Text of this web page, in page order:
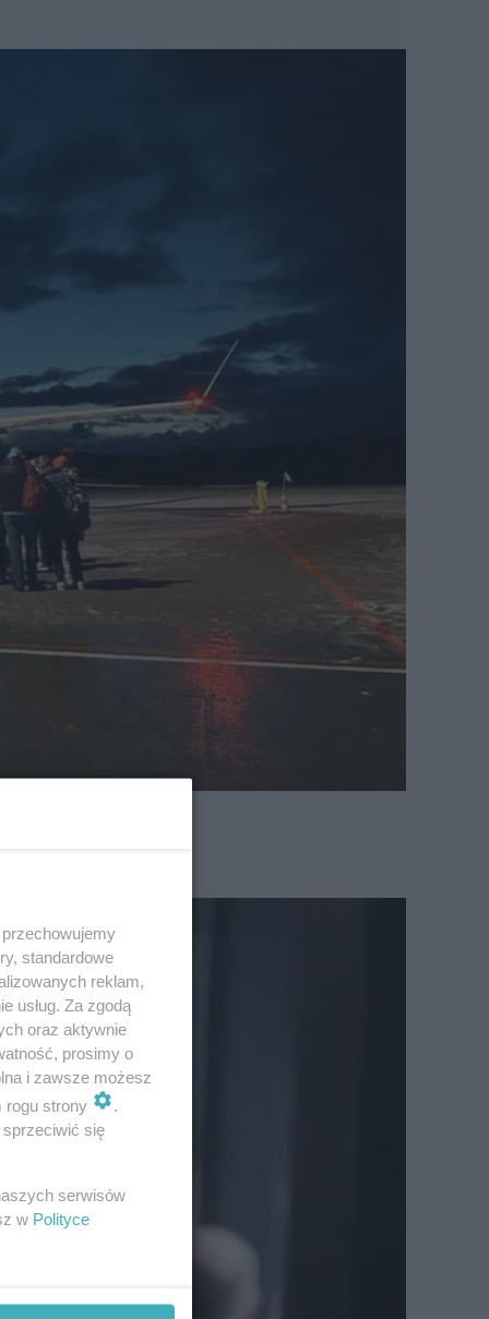
standardowe
reklam,
usług. Za zgodą
oraz aktywnie
prosimy o
i zawsze możesz
rogu strony
.
się
serwisów
w Polityce